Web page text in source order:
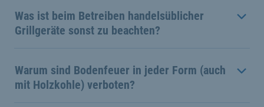
Was ist beim Betreiben handelsüblicher
Grillgeräte sonst zu beachten?
Warum sind Bodenfeuer in jeder Form (auch
mit Holzkohle) verboten?